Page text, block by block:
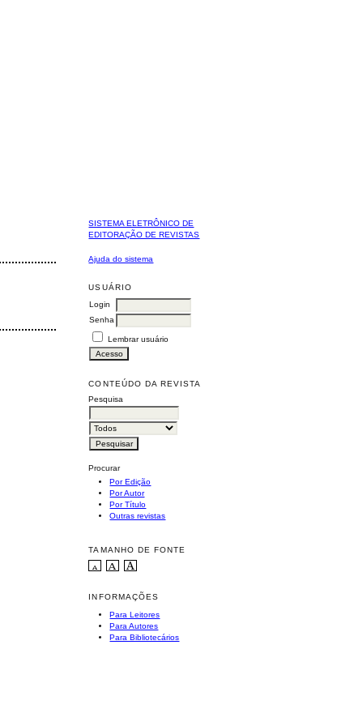
SISTEMA ELETRÔNICO DE
EDITORAÇÃO DE REVISTAS
Ajuda do sistema
USUÁRIO
Login
Senha
Lembrar usuário
CONTEÚDO DA REVISTA
Pesquisa
Procurar
Por Edição
Por Autor
Por Título
Outras revistas
TAMANHO DE FONTE
INFORMAÇÕES
Para Leitores
Para Autores
Para Bibliotecários